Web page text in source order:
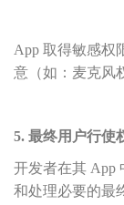
App 取得敏感权
意（如：麦克风
5. 最终用户行使
开发者在其 App
和处理必要的最